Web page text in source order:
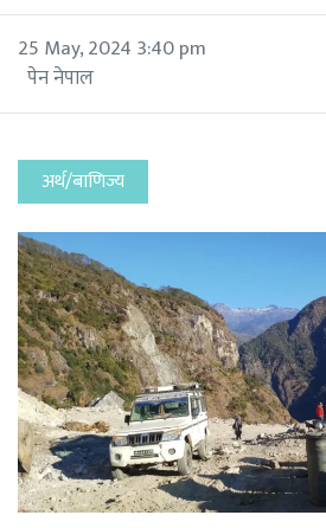
25 May, 2024 3:40 pm
पेन नेपाल
अर्थ/बाणिज्य